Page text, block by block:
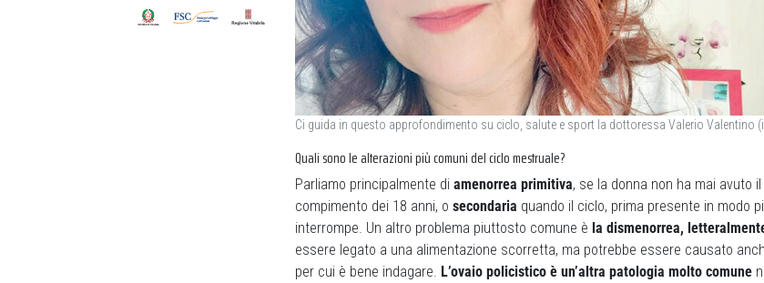
Ci guida in questo approfondimento su ciclo, salute e sport la dottoressa Valerio Valentino
Quali sono le alterazioni più comuni del ciclo mestruale?
Parliamo principalmente di amenorrea primitiva, se la donna non ha mai avuto
compimento dei 18 anni, o secondaria quando il ciclo, prima presente in modo
interrompe. Un altro problema piuttosto comune è la dismenorrea,
essere legato a una alimentazione scorretta, ma potrebbe essere causato
per cui è bene indagare. L’ovaio policistico è un’altra patologia molto comune